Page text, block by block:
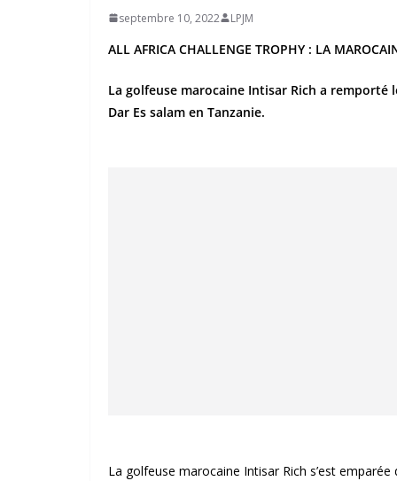
septembre 10, 2022 LPJM
ALL AFRICA CHALLENGE TROPHY : LA
La golfeuse marocaine Intisar Rich a remporté
Dar Es salam en Tanzanie.
La golfeuse marocaine Intisar Rich s’est